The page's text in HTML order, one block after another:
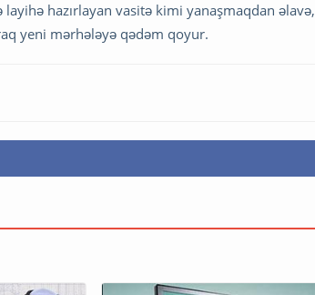
hazırlayan vasitə kimi yanaşmaqdan əlavə,
yeni mərhələyə qədəm qoyur.